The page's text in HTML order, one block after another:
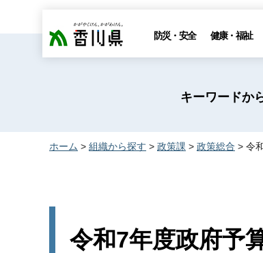
香川県 防災・安全 健康・福祉
キーワードか
ホーム > 組織から探す > 政策課 > 政策総合 > 令
令和7年度政府予